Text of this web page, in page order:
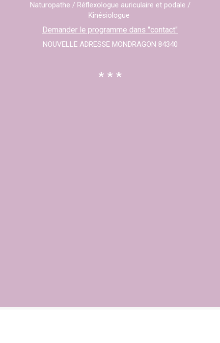
Naturopathe / Réflexologue auriculaire et podale /
Kinésiologue
Demander le programme dans "contact"
NOUVELLE ADRESSE MONDRAGON 84340
* * *